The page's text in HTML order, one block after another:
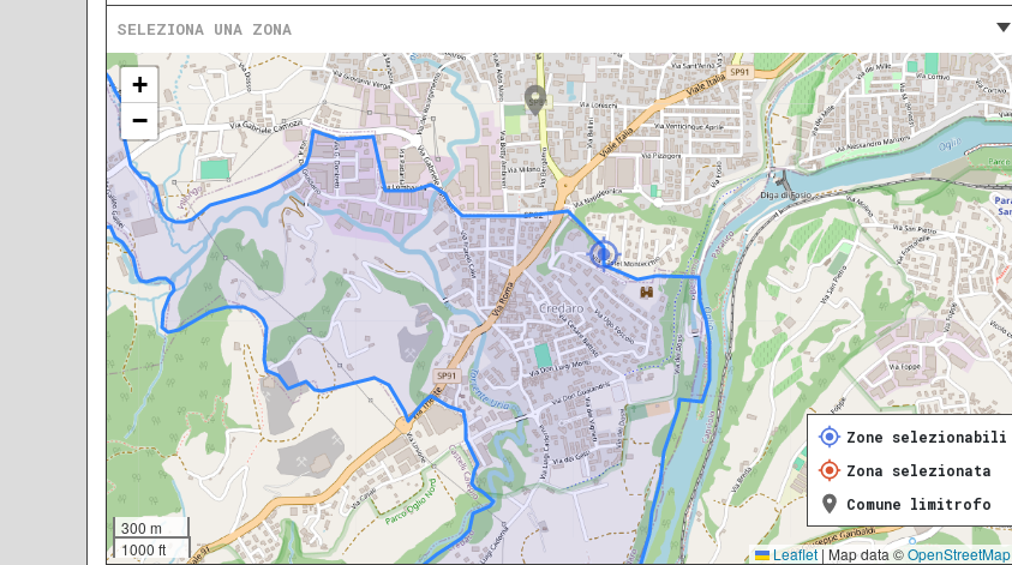
SELEZIONA UNA ZONA
+
−
300 m
1000 ft
Leaflet | Map data ©OpenStreetMap
Zone selezionabili
Zona selezionata
Comune limitrofo